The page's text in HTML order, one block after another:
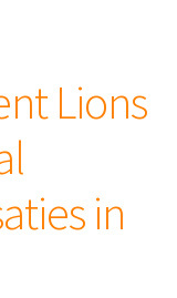
Lions
in